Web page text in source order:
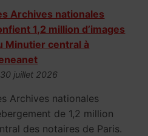
Archives nationales
1,2 million d’images
Minutier central à
juillet 2026
Archives nationales
de 1,2 million
des notaires de Paris.